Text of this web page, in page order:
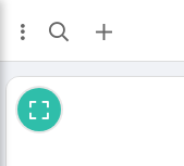
ثبت آگهی